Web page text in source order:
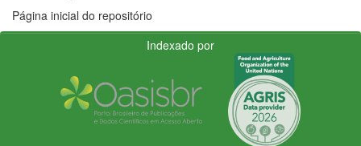
Página inicial do repositório
Indexado por